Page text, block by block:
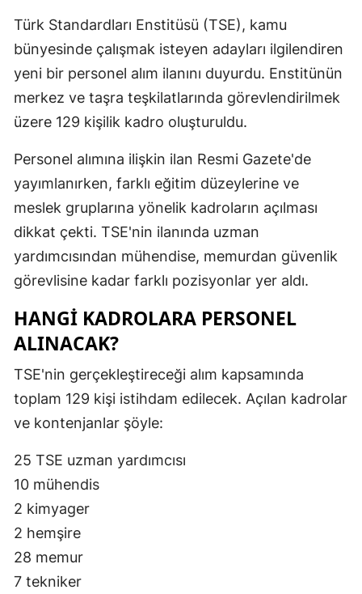
Türk Standardları Enstitüsü (TSE), kamu
bünyesinde çalışmak isteyen adayları ilgilendiren
yeni bir personel alım ilanını duyurdu. Enstitünün
merkez ve taşra teşkilatlarında görevlendirilmek
üzere 129 kişilik kadro oluşturuldu.
Personel alımına ilişkin ilan Resmi Gazete'de
yayımlanırken, farklı eğitim düzeylerine ve
meslek gruplarına yönelik kadroların açılması
dikkat çekti. TSE'nin ilanında uzman
yardımcısından mühendise, memurdan güvenlik
görevlisine kadar farklı pozisyonlar yer aldı.
HANGİ KADROLARA PERSONEL
ALINACAK?
TSE'nin gerçekleştireceği alım kapsamında
toplam 129 kişi istihdam edilecek. Açılan kadrolar
ve kontenjanlar şöyle:
25 TSE uzman yardımcısı
10 mühendis
2 kimyager
2 hemşire
28 memur
7 tekniker